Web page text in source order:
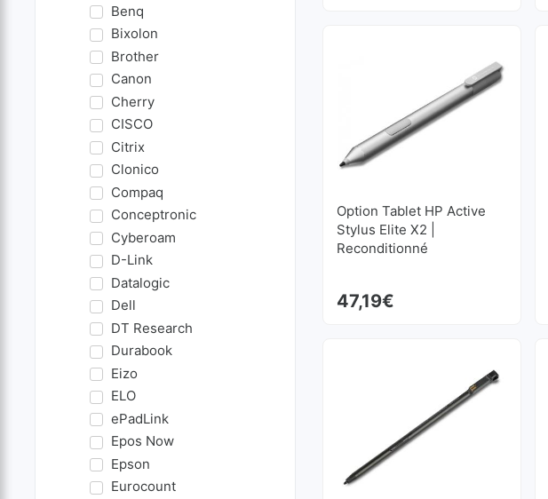
Benq
Bixolon
Brother
Canon
Cherry
CISCO
Citrix
Clonico
Compaq
Conceptronic
Cyberoam
D-Link
Datalogic
Dell
DT Research
Durabook
Eizo
ELO
ePadLink
Epos Now
Epson
Eurocount
Option Tablet HP Active
Stylus Elite X2 |
Reconditionné
47,19€